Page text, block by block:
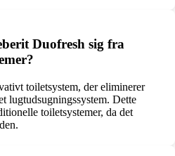
Duofresh sig fra
toiletsystem, der eliminerer
lugtudsugningssystem. Dette
toiletsystemer, da det